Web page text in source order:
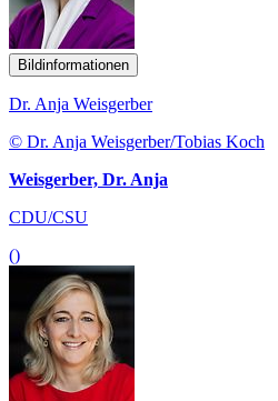
Bildinformationen
Dr. Anja Weisgerber
© Dr. Anja Weisgerber/Tobias Koch
Weisgerber, Dr. Anja
CDU/CSU
()